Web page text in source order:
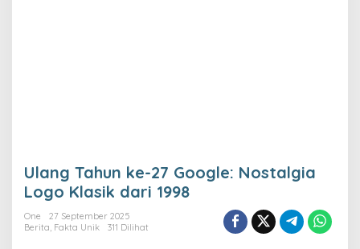
Ulang Tahun ke-27 Google: Nostalgia
Logo Klasik dari 1998
One
27 September 2025
Berita, Fakta Unik 311 Dilihat